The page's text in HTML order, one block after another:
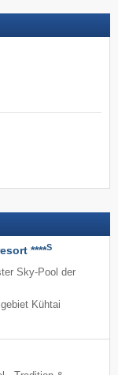
****S
Sky-Pool der
Kühtai